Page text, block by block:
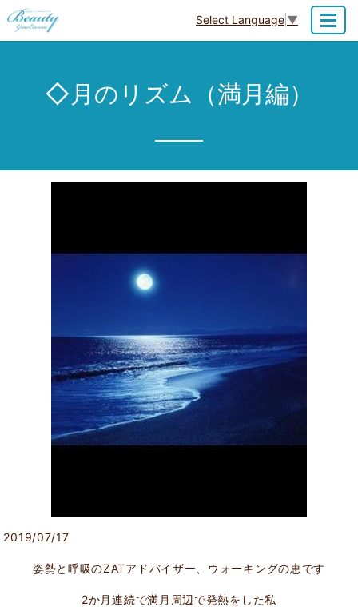
Select Language ▼
◇月のリズム（満月編）
2019/07/17
姿勢と呼吸のZATアドバイザー、ウォーキングの恵です
2か月連続で満月周辺で発熱をした私